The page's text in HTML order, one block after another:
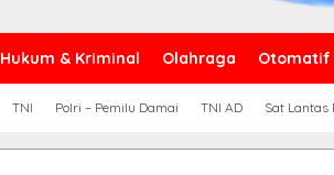
Hukum & Kriminal Olahraga Otomatif
TNI Polri – Pemilu Damai TNI AD Sat Lantas